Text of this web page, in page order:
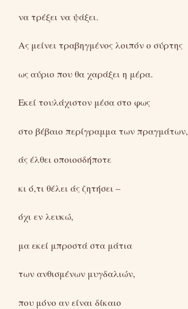
να τρέξει να ψάξει.
Ας μείνει τραβηγμένος λοιπόν ο σύρτης
ως αύριο που θα χαράξει η μέρα.
Εκεί τουλάχιστον μέσα στο φως
στο βέβαιο περίγραμμα των πραγμάτων,
άς έλθει οποιοσδήποτε
κι ό,τι θέλει άς ζητήσει –
όχι εν λευκώ,
μα εκεί μπροστά στα μάτια
των ανθισμένων μυγδαλιών,
που μόνο αν είναι δίκαιο